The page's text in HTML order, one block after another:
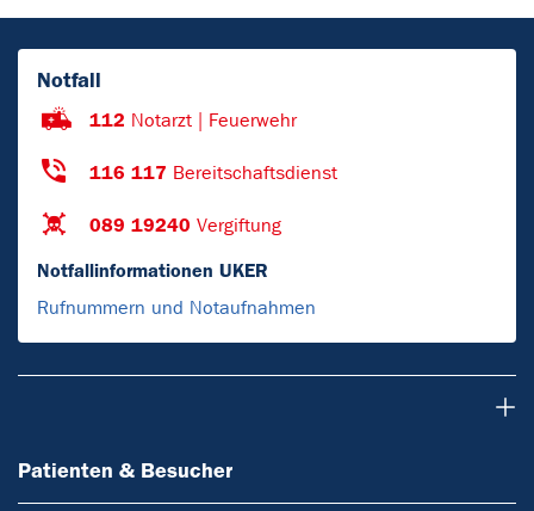
Notfall
112 Notarzt | Feuerwehr
116 117 Bereitschaftsdienst
089 19240 Vergiftung
Notfallinformationen UKER
Rufnummern und Notaufnahmen
Patienten & Besucher